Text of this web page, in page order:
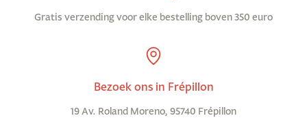
Gratis verzending voor elke bestelling boven 350 euro
Bezoek ons in Frépillon
19 Av. Roland Moreno, 95740 Frépillon